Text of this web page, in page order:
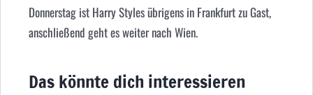
Donnerstag ist Harry Styles übrigens in Frankfurt zu Gast,
anschließend geht es weiter nach Wien.
Das könnte dich interessieren